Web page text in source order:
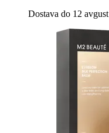
Dostava do 12 avgust